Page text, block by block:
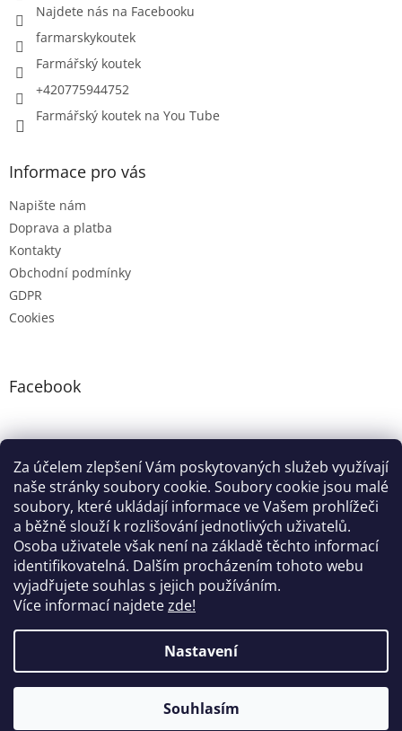
Za účelem zlepšení Vám poskytovaných služeb využívají
naše stránky soubory cookie. Soubory cookie jsou malé
soubory, které ukládají informace ve Vašem prohlížeči
a běžně slouží k rozlišování jednotlivých uživatelů.
Osoba uživatele však není na základě těchto informací
identifikovatelná. Dalším procházením tohoto webu
vyjadřujete souhlas s jejich používáním.
Více informací najdetezde!
Nastavení
Souhlasím
Najdete nás na Facebooku
farmarskykoutek
Farmářský koutek
+420775944752
Farmářský koutek na You Tube
Informace pro vás
Napište nám
Doprava a platba
Kontakty
Obchodní podmínky
GDPR
Cookies
Facebook
Google nákupy Zboží.cz Heureka.cz Pradelkogm
Copyright 2026Farmářský koutek. Všechna práva
Upravit nastavení cookies